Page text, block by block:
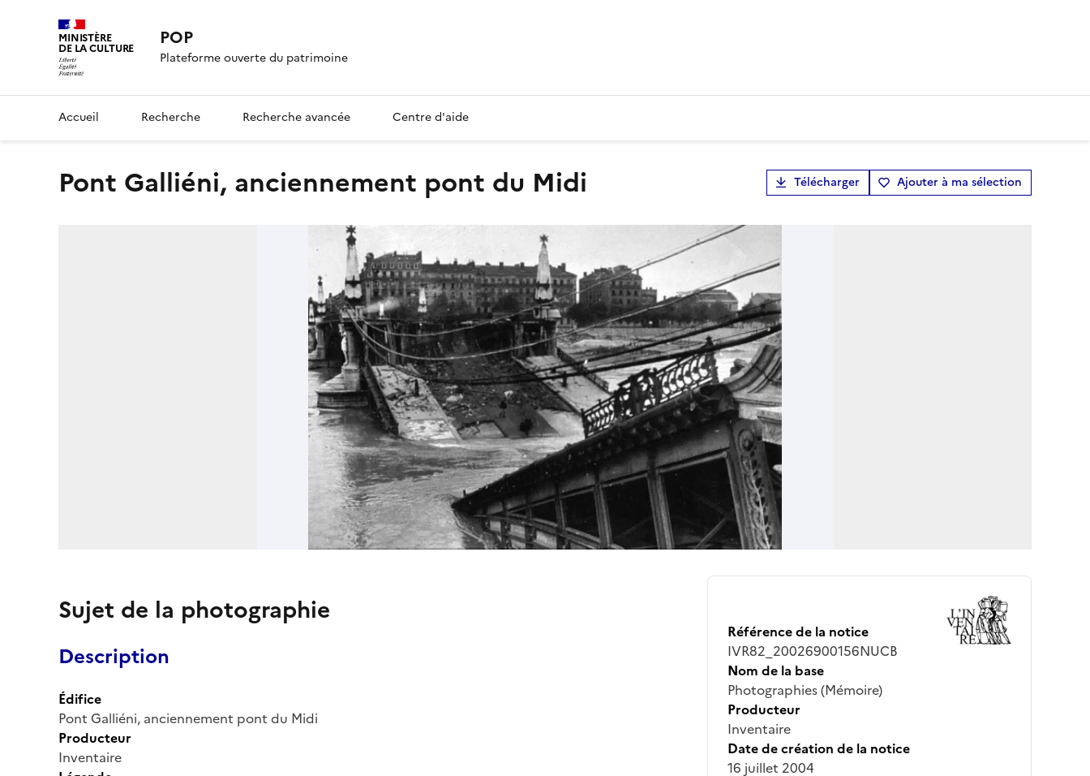
MINISTÈRE
DE LA CULTURE POP
Plateforme ouverte du patrimoine
Accueil Recherche Recherche avancée Centre d'aide
Pont Galliéni, anciennement pont du Midi Télécharger Ajouter à ma sélection
Sujet de la photographie
Description
Édifice
Pont Galliéni, anciennement pont du Midi
Producteur
Inventaire
Référence de la notice
IVR82_20026900156NUCB
Nom de la base
Photographies (Mémoire)
Producteur
Inventaire
Date de création de la notice
16 juillet 2004